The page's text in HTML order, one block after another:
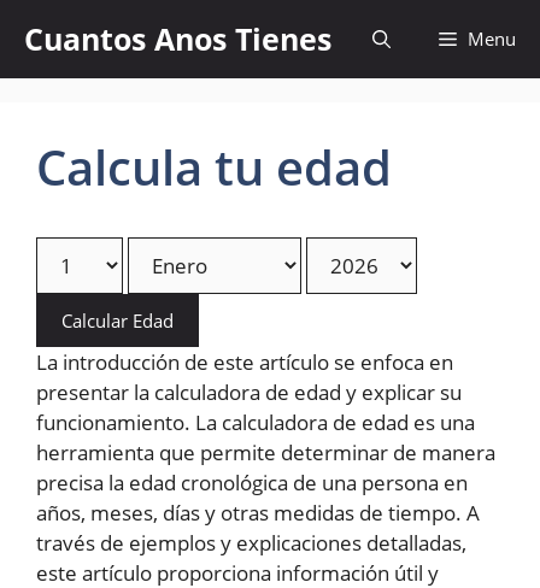
content
Cuantos Anos Tienes Menu
Calcula tu edad
Calcular Edad
La introducción de este artículo se enfoca en
presentar la calculadora de edad y explicar su
funcionamiento. La calculadora de edad es una
herramienta que permite determinar de manera
precisa la edad cronológica de una persona en
años, meses, días y otras medidas de tiempo. A
través de ejemplos y explicaciones detalladas,
este artículo proporciona información útil y